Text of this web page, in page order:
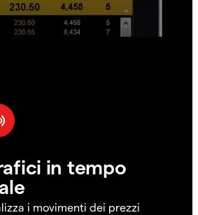
in tempo
i movimenti dei prezzi